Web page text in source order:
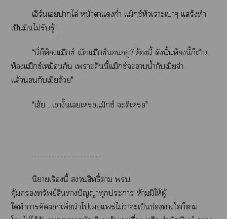
เอิร์นเอ่ยาไล่ หน้าาแก่ำ แม๊กซ์หัวเราะเาๆ แสร้งทำ
เป็นมึนไม่รับรู้
“นี่ก็ห้องแม๊กซ์ เมียแม๊กซ์อยู่ที่ห้องนี้ ดังนั้นห้องนี้ก็เป็น
ห้องแม๊กซ์เหมือนกัน เาะคืนนี้แม๊กซ์ะาน้ำกับเมียจ๋า
แล้วกับเมียด้วย”
“เฮ้ย ...เางั้นเเแม๊กซ์ ะดีเ”
.............................................
นิยายเรื่องนี้ สิทธิ์า บ
คุ้มทรัพย์สินาปัญญาทุกะา ห้ามมิให้ผู้
ใทำาคัดเพื่อนำไเแพร่ไม่ว่าะเป็นช่องาใก็า